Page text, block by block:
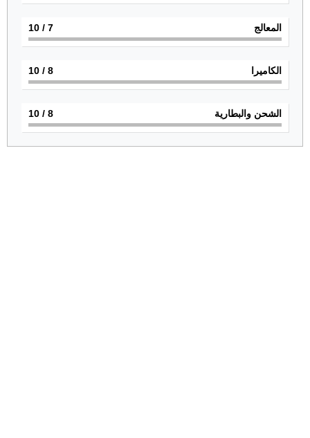
المعالج 7
/ 10
الكاميرا 8
/ 10
الشحن والبطارية 8
/ 10